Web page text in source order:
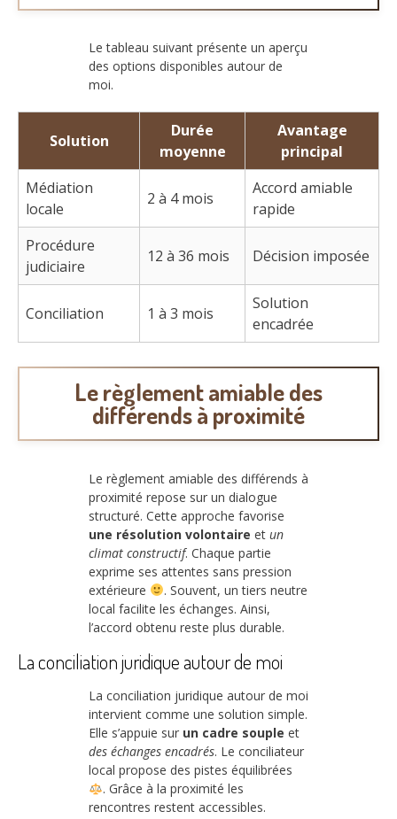
Le tableau suivant présente un aperçu
des options disponibles autour de
moi.
Solution
Durée
moyenne
Avantage
principal
Médiation
locale
2 à 4 mois
Accord amiable
rapide
Procédure
judiciaire
12 à 36 mois Décision imposée
Conciliation 1 à 3 mois
Solution
encadrée
Le règlement amiable des
différends à proximité
Le règlement amiable des différends à
proximité repose sur un dialogue
structuré. Cette approche favorise
une résolution volontaire et un
climat constructif. Chaque partie
exprime ses attentes sans pression
extérieure
. Souvent, un tiers neutre
local facilite les échanges. Ainsi,
l’accord obtenu reste plus durable.
La conciliation juridique autour de moi
La conciliation juridique autour de moi
intervient comme une solution simple.
Elle s’appuie sur un cadre souple et
des échanges encadrés. Le conciliateur
local propose des pistes équilibrées
. Grâce à la proximité les
rencontres restent accessibles.